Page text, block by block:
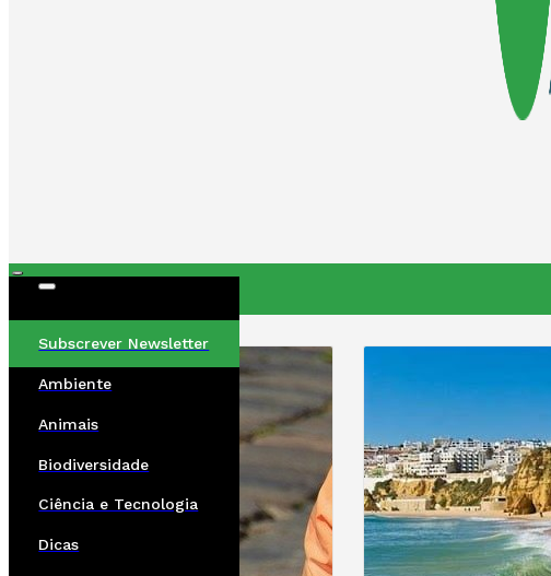
Subscrever Newsletter
Ambiente
Animais
Biodiversidade
Ciência e Tecnologia
Dicas